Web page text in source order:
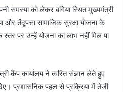
समस्या को लेकर बगिया स्थित मुख्यमंत्री
तेंदूपत्ता सामाजिक सुरक्षा योजना के
स्तर पर उन्हें योजना का लाभ नहीं मिल पा
कैंप कार्यालय ने त्वरित संज्ञान लेते हुए
प्रशासनिक पहल से प्रक्रिया में तेजी